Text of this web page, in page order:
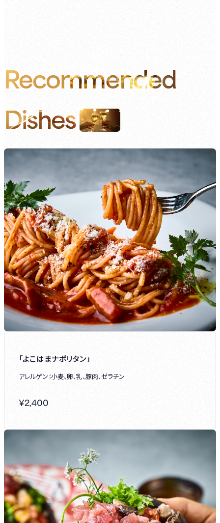
Recommended
Dishes
「よこはまナポリタン」
アレルゲン：小麦、卵、乳、豚肉、ゼラチン
¥2,400